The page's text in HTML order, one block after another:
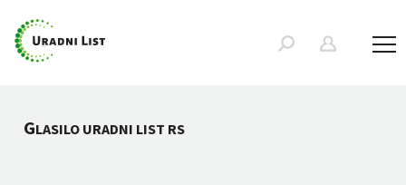
GLASILO URADNI LIST RS